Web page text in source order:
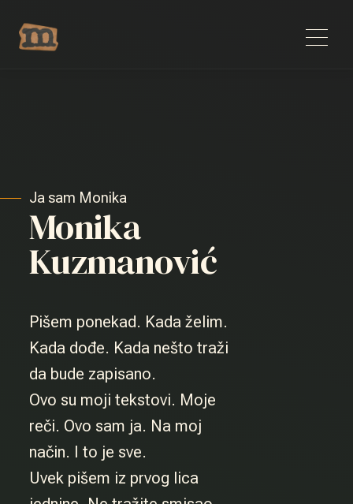
Ja sam Monika
Monika
Kuzmanović
Pišem ponekad. Kada želim.
Kada dođe. Kada nešto traži
da bude zapisano.
Ovo su moji tekstovi. Moje
reči. Ovo sam ja. Na moj
način. I to je sve.
Uvek pišem iz prvog lica